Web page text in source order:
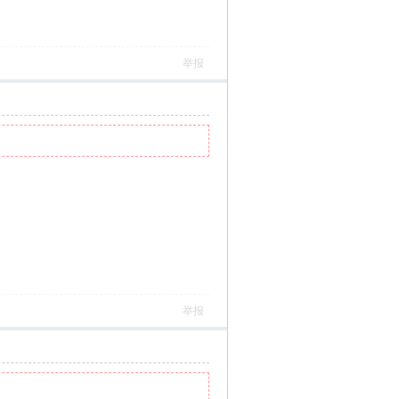
举报
举报